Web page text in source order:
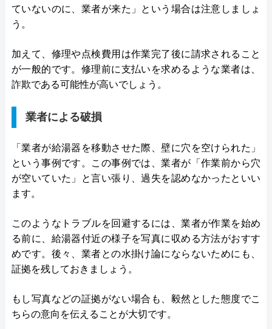
ていないのに、業者が来た」という場合は注意しましょ
う。
加えて、修理や点検費用は作業完了後に請求されること
が一般的です。修理前に支払いを求めるような業者は、
詐欺である可能性が高いでしょう。
業者による破損
「業者が給湯器を移動させた際、壁に穴を空けられた」
という事例です。この事例では、業者が「作業前から穴
が空いていた」と言い張り、過失を認めなかったといい
ます。
このようなトラブルを回避するには、業者が作業を始め
る前に、給湯器付近の様子を写真に収める方法がおすす
めです。後々、業者との水掛け論にならないためにも、
証拠を残しておきましょう。
もし写真などの証拠がない場合も、毅然とした態度でこ
ちらの意向を伝えることが大切です。